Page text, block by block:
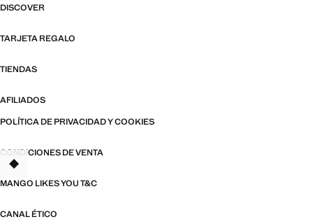
DISCOVER
TARJETA REGALO
TIENDAS
AFILIADOS
POLÍTICA DE PRIVACIDAD Y COOKIES
CONDICIONES DE VENTA
MANGO LIKES YOU T&C
CANAL ÉTICO